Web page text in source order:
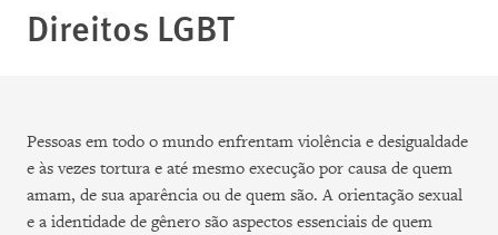
Direitos LGBT
Pessoas em todo o mundo enfrentam violência e desigualdade
e às vezes tortura e até mesmo execução por causa de quem
amam, de sua aparência ou de quem são. A orientação sexual
e a identidade de gênero são aspectos essenciais de quem